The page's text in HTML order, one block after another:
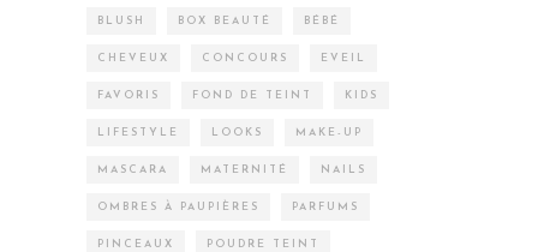
BLUSH BOX BEAUTÉ BÉBÉ
CHEVEUX CONCOURS EVEIL
FAVORIS FOND DE TEINT KIDS
LIFESTYLE LOOKS MAKE-UP
MASCARA MATERNITÉ NAILS
OMBRES À PAUPIÈRES PARFUMS
PINCEAUX POUDRE TEINT